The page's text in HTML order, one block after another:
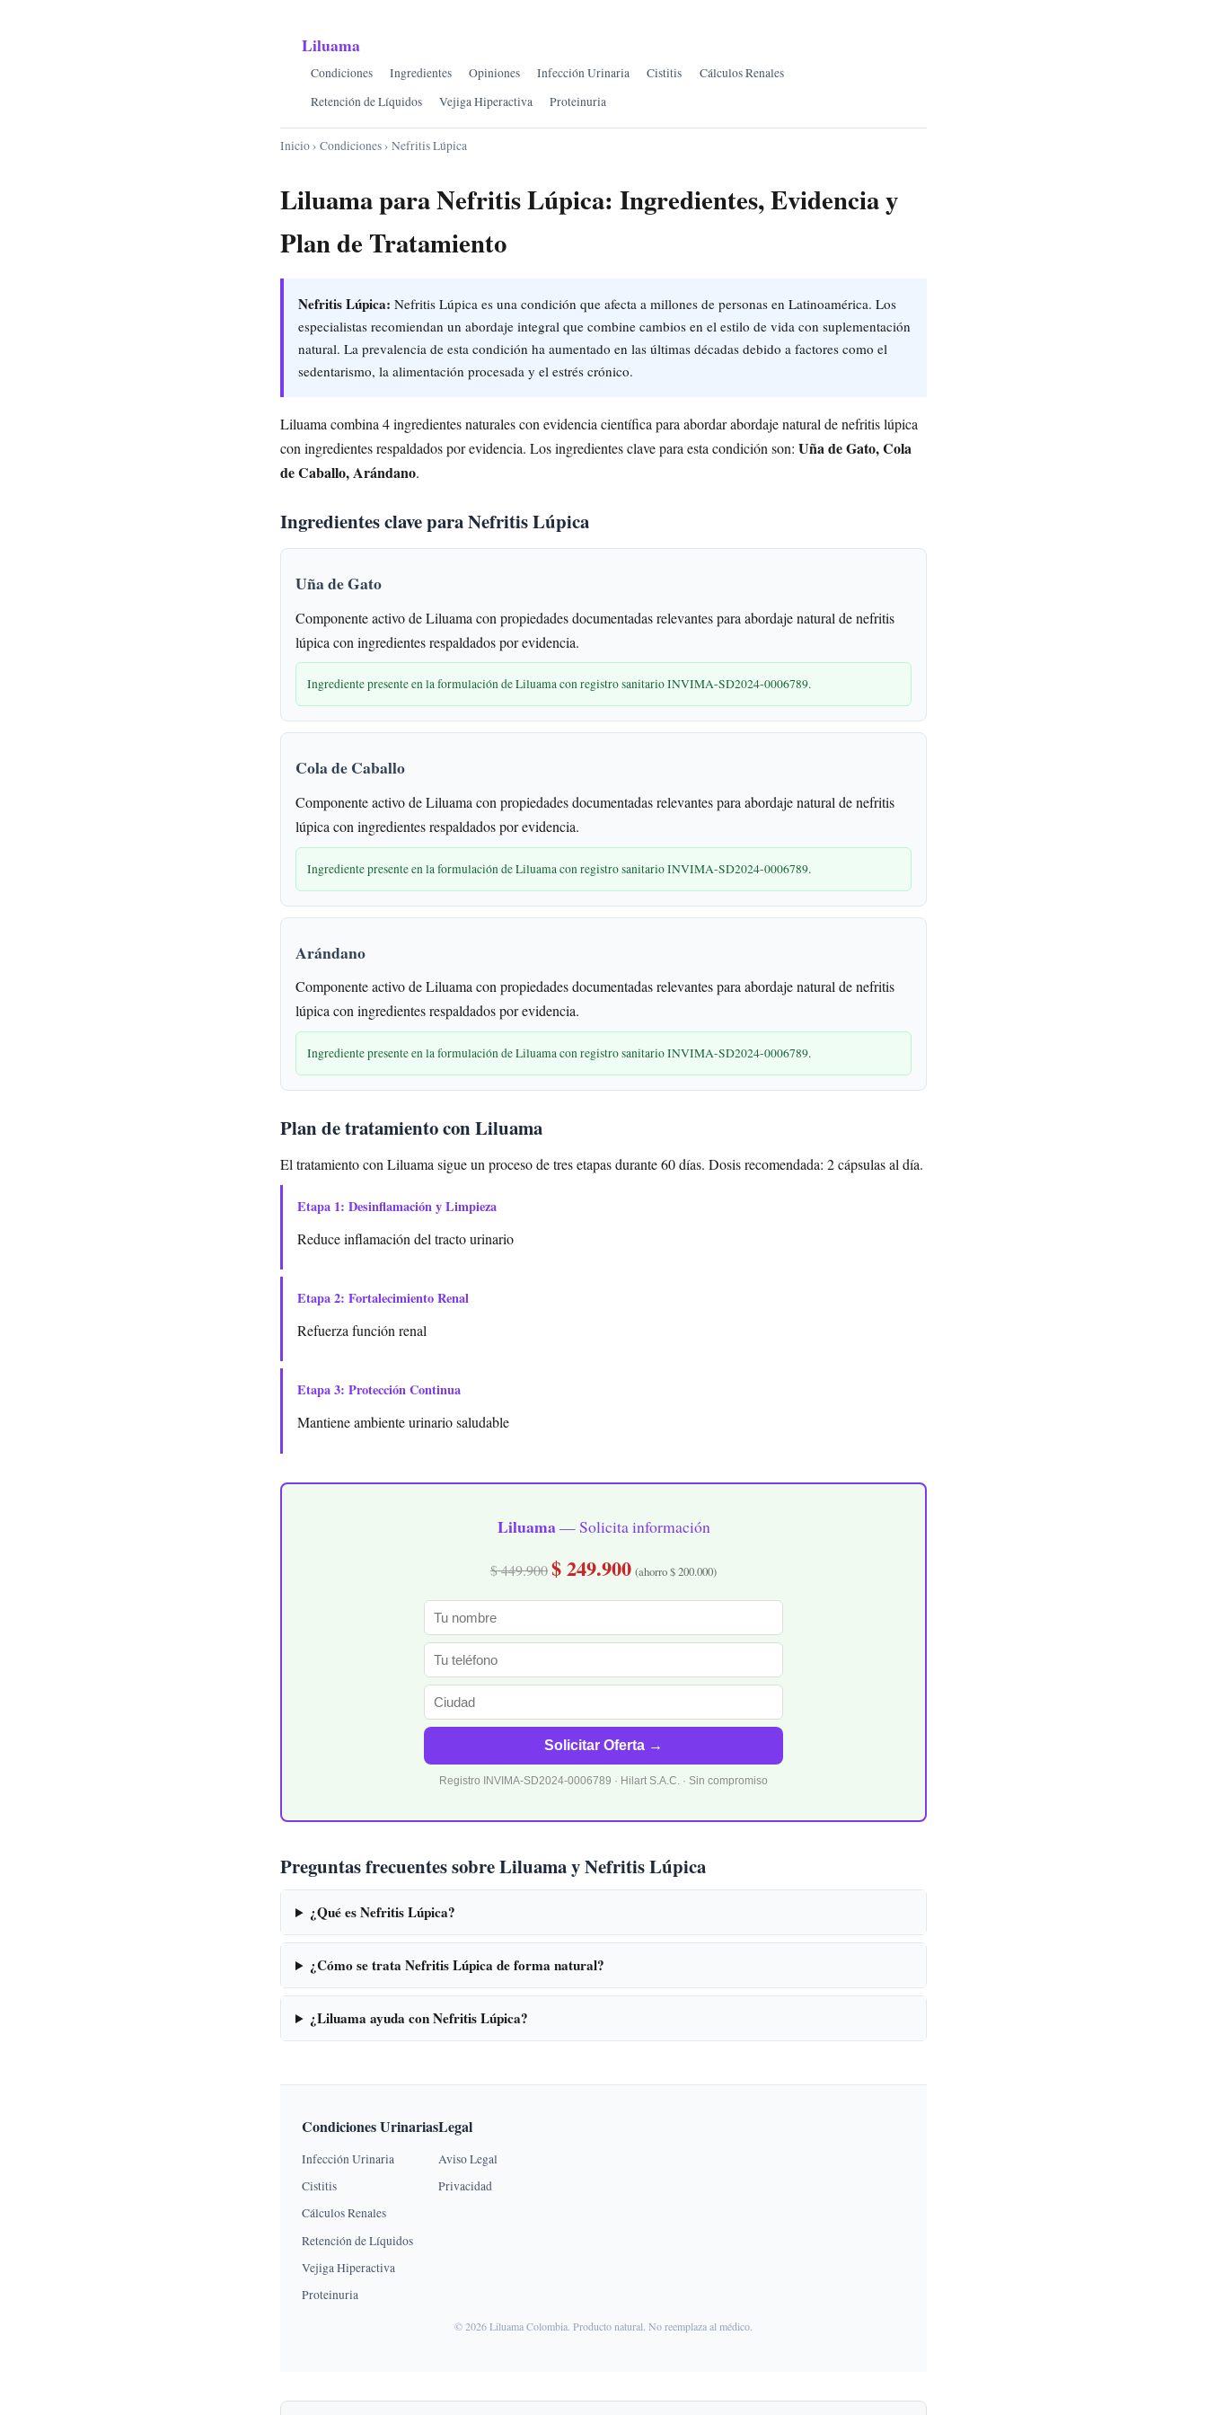
Liluama
Condiciones Ingredientes Opiniones Infección Urinaria Cistitis
Cálculos Renales
Retención de Líquidos
Vejiga Hiperactiva Proteinuria
Inicio› Condiciones› Nefritis Lúpica
Liluama para Nefritis Lúpica: Ingredientes, Evidencia y
Plan de Tratamiento
Nefritis Lúpica: Nefritis Lúpica es una condición que afecta a millones de personas en Latinoamérica. Los
especialistas recomiendan un abordaje integral que combine cambios en el estilo de vida con suplementación
natural. La prevalencia de esta condición ha aumentado en las últimas décadas debido a factores como el
sedentarismo, la alimentación procesada y el estrés crónico.
Liluama combina 4 ingredientes naturales con evidencia científica para abordar abordaje natural de nefritis lúpica
con ingredientes respaldados por evidencia. Los ingredientes clave para esta condición son: Uña de Gato, Cola
de Caballo, Arándano.
Ingredientes clave para Nefritis Lúpica
Uña de Gato
Componente activo de Liluama con propiedades documentadas relevantes para abordaje natural de nefritis
lúpica con ingredientes respaldados por evidencia.
Ingrediente presente en la formulación de Liluama con registro sanitario INVIMA-SD2024-0006789.
Cola de Caballo
Componente activo de Liluama con propiedades documentadas relevantes para abordaje natural de nefritis
lúpica con ingredientes respaldados por evidencia.
Ingrediente presente en la formulación de Liluama con registro sanitario INVIMA-SD2024-0006789.
Arándano
Componente activo de Liluama con propiedades documentadas relevantes para abordaje natural de nefritis
lúpica con ingredientes respaldados por evidencia.
Ingrediente presente en la formulación de Liluama con registro sanitario INVIMA-SD2024-0006789.
Plan de tratamiento con Liluama
El tratamiento con Liluama sigue un proceso de tres etapas durante 60 días. Dosis recomendada: 2 cápsulas al día.
Etapa 1: Desinflamación y Limpieza
Reduce inflamación del tracto urinario
Etapa 2: Fortalecimiento Renal
Refuerza función renal
Etapa 3: Protección Continua
Mantiene ambiente urinario saludable
Liluama— Solicita información
$ 449.900$ 249.900 (ahorro $ 200.000)
Solicitar Oferta →
Registro INVIMA-SD2024-0006789 · Hilart S.A.C. · Sin compromiso
Preguntas frecuentes sobre Liluama y Nefritis Lúpica
¿Qué es Nefritis Lúpica?
¿Cómo se trata Nefritis Lúpica de forma natural?
¿Liluama ayuda con Nefritis Lúpica?
Condiciones Urinarias
Infección Urinaria
Cistitis
Cálculos Renales
Retención de Líquidos
Vejiga Hiperactiva
Proteinuria
Legal
Aviso Legal
Privacidad
© 2026 Liluama Colombia. Producto natural. No reemplaza al médico.